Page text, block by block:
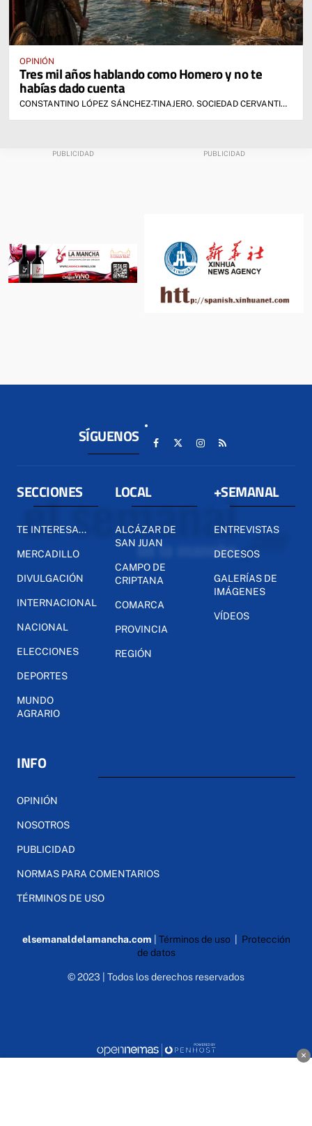
OPINIÓN
Tres mil años hablando como Homero y no te
habías dado cuenta
CONSTANTINO LÓPEZ SÁNCHEZ-TINAJERO. SOCIEDAD CERVANTINA DE ALCÁZAR DE SAN JUAN
SÍGUENOS
SECCIONES
TE INTERESA...
MERCADILLO
DIVULGACIÓN
INTERNACIONAL
NACIONAL
ELECCIONES
DEPORTES
MUNDO
AGRARIO
LOCAL
ALCÁZAR DE
SAN JUAN
CAMPO DE
CRIPTANA
COMARCA
PROVINCIA
REGIÓN
+SEMANAL
ENTREVISTAS
DECESOS
GALERÍAS DE
IMÁGENES
VÍDEOS
INFO
OPINIÓN
NOSOTROS
PUBLICIDAD
NORMAS PARA COMENTARIOS
TÉRMINOS DE USO
elsemanaldelamancha.com Términos de uso| Protección
de datos
© 2023 | Todos los derechos reservados
×